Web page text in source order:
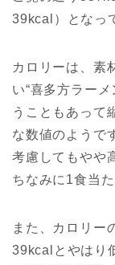
39kcal）となっ
カロリーは、素
い“喜多方ラー
うこともあって
な数値のようで
考慮してもやや
ちなみに1食当
また、カロリー
39kcalとやはり